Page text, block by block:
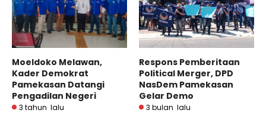
Moeldoko Melawan,
Kader Demokrat
Pamekasan Datangi
Pengadilan Negeri
3 tahun lalu
Respons Pemberitaan
Political Merger, DPD
NasDem Pamekasan
Gelar Demo
3 bulan lalu